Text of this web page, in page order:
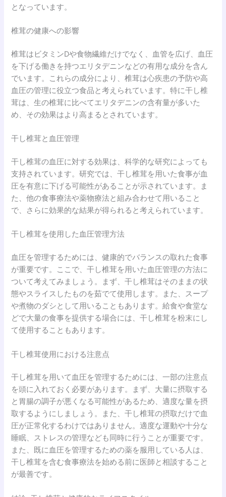
となっています。
椎茸の健康への影響
椎茸はビタミンDや食物繊維だけでなく、血管を広げ、血圧
を下げる働きを持つエリタデニンなどの有用な成分を含ん
でいます。これらの成分により、椎茸は心疾患の予防や高
血圧の管理に役立つ食品と考えられています。特に干し椎
茸は、生の椎茸に比べてエリタデニンの含有量が多いた
め、その効果はより高まるとされています。
干し椎茸と血圧管理
干し椎茸の血圧に対する効果は、科学的な研究によっても
支持されています。研究では、干し椎茸を用いた食事が血
圧を有意に下げる可能性があることが示されています。ま
た、他の食事療法や薬物療法と組み合わせて用いること
で、さらに効果的な結果が得られると考えられています。
干し椎茸を使用した血圧管理方法
血圧を管理するためには、健康的でバランスの取れた食事
が重要です。ここで、干し椎茸を用いた血圧管理の方法に
ついて考えてみましょう。まず、干し椎茸はそのままの状
態やスライスしたものを茹でて使用します。また、スープ
や煮物のダシとして用いることもあります。給食や食堂な
どで大量の食事を提供する場合には、干し椎茸を粉末にし
て使用することもあります。
干し椎茸使用における注意点
干し椎茸を用いて血圧を管理するためには、一部の注意点
を頭に入れておく必要があります。まず、大量に摂取する
と胃腸の調子が悪くなる可能性があるため、適度な量を摂
取するようにしましょう。また、干し椎茸の摂取だけで血
圧が正常化するわけではありません。適度な運動や十分な
睡眠、ストレスの管理なども同時に行うことが重要です。
また、既に血圧を管理するための薬を服用している人は、
干し椎茸を含む食事療法を始める前に医師と相談すること
が最善です。